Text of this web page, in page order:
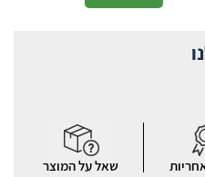
שאל על המוצר